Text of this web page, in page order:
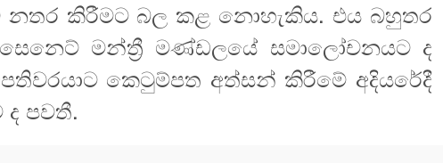
නතර කිරීමට බල කළ නොහැකිය. එය බහුතර
මන්ත්‍රී මණ්ඩලයේ සමාලෝචනයට ද
කෙටුම්පත අත්සන් කිරීමේ අදියරේදී
ද පවතී.